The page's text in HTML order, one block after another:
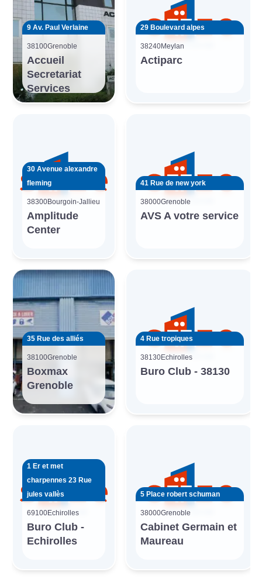
9 Av. Paul Verlaine
38100Grenoble
Accueil
Secretariat
Services
29 Boulevard alpes
38240Meylan
Actiparc
30 Avenue alexandre
fleming
38300Bourgoin-Jallieu
Amplitude
Center
41 Rue de new york
38000Grenoble
AVS A votre service
35 Rue des alliés
38100Grenoble
Boxmax
Grenoble
4 Rue tropiques
38130Echirolles
Buro Club - 38130
1 Er et met
charpennes 23 Rue
jules vallès
69100Echirolles
Buro Club -
Echirolles
5 Place robert schuman
38000Grenoble
Cabinet Germain et
Maureau